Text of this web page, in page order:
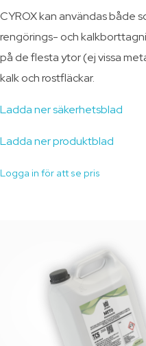
CYROX kan användas både
rengörings- och
på de flesta ytor (ej vissa
kalk och rostfläckar.
Ladda ner säkerhetsblad
Ladda ner produktblad
Logga in för att se pris